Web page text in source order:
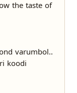
the taste of
varumbol..
koodi